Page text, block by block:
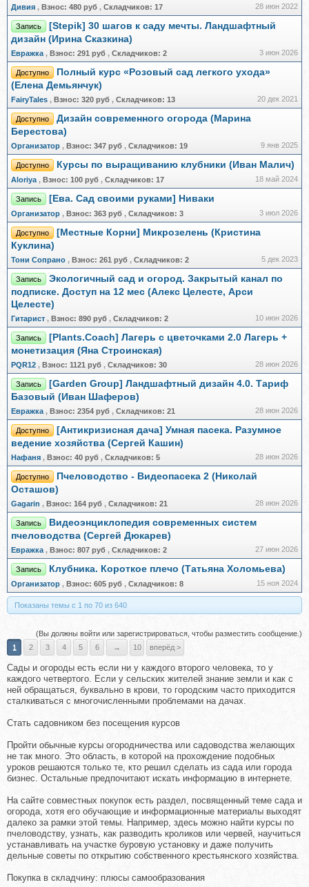
Дивия , Взнос: 480 руб , Складчиков: 17 28 июн 2022
Запись
[Stepik] 30 шагов к саду мечты. Ландшафтный
дизайн (Ирина Сказкина)
Евражкa , Взнос: 291 руб , Складчиков: 2 3 июн 2026
Доступно
Полный курс «Розовый сад легкого ухода»
(Елена Демьянчук)
FairyTales , Взнос: 320 руб , Складчиков: 13 20 дек 2021
Доступно
Дизайн современного огорода (Марина
Берестова)
Организатор , Взнос: 347 руб , Складчиков: 19 9 янв 2025
Доступно Курсы по выращиванию клубники (Иван Малич)
Aloriya , Взнос: 100 руб , Складчиков: 17 18 май 2024
Запись [Ева. Сад своими руками] Ниваки
Организатор , Взнос: 363 руб , Складчиков: 3 3 июл 2026
Доступно
[Местные Корни] Микрозелень (Кристина
Куклина)
Тони Сопрано , Взнос: 261 руб , Складчиков: 2 5 дек 2023
Запись
Экологичный сад и огород. Закрытый канал по
подписке. Доступ на 12 мес (Алекс Целесте, Арси
Целесте)
Гитарист , Взнос: 890 руб , Складчиков: 2 10 июн 2026
Запись
[Plants.Coach] Лагерь с цветочками 2.0 Лагерь +
монетизация (Яна Строинская)
PQR12 , Взнос: 1121 руб , Складчиков: 30 28 июн 2026
Запись
[Garden Group] Ландшафтный дизайн 4.0. Тариф
Базовый (Иван Шаферов)
Евражкa , Взнос: 2354 руб , Складчиков: 21 28 июн 2026
Доступно
[Антикризисная дача] Умная пасека. Разумное
ведение хозяйства (Сергей Кашин)
Нафаня , Взнос: 40 руб , Складчиков: 5 28 июн 2026
Доступно
Пчеловодство - Видеопасека 2 (Николай
Осташов)
Gagarin , Взнос: 164 руб , Складчиков: 21 28 июн 2026
Запись
Видеоэнциклопедия современных систем
пчеловодства (Сергей Дюкарев)
Евражкa , Взнос: 807 руб , Складчиков: 2 27 июн 2026
Запись Клубника. Короткое плечо (Татьяна Холомьева)
Организатор , Взнос: 605 руб , Складчиков: 8 15 ноя 2024
Показаны темы с 1 по 70 из 640
(Вы должны войти или зарегистрироваться, чтобы разместить сообщение.)
1
2 3 4 5 6 → 10 вперёд >
Сады и огороды есть если ни у каждого второго человека, то у
каждого четвертого. Если у сельских жителей знание земли и как с
ней обращаться, буквально в крови, то городским часто приходится
сталкиваться с многочисленными проблемами на дачах.
Стать садовником без посещения курсов
Пройти обычные курсы огородничества или садоводства желающих
не так много. Это область, в которой на прохождение подобных
уроков решаются только те, кто решил сделать из сада или города
бизнес. Остальные предпочитают искать информацию в интернете.
На сайте совместных покупок есть раздел, посвященный теме сада и
огорода, хотя его обучающие и информационные материалы выходят
далеко за рамки этой темы. Например, здесь можно найти курсы по
пчеловодству, узнать, как разводить кроликов или червей, научиться
устанавливать на участке буровую установку и даже получить
дельные советы по открытию собственного крестьянского хозяйства.
Покупка в складчину: плюсы самообразования